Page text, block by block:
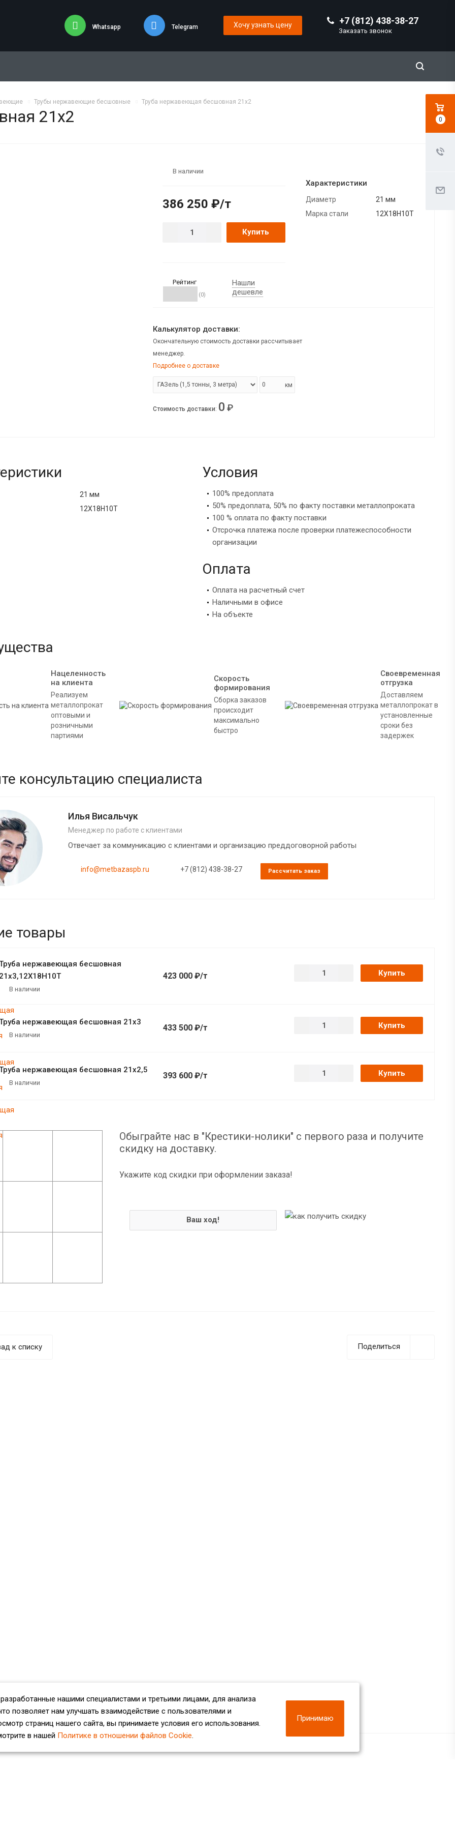
+7 (812) 438-38-27
Заказать звонок
Whatsapp Telegram Хочу узнать цену
Трубы нержавеющие бесшовные Труба нержавеющая бесшовная 21х2
21х2
В наличии
386 250 ₽/т
Купить
Рейтинг
(0)
Нашли
дешевле
Характеристики
Диаметр
21 мм
Марка стали
12Х18Н10Т
Калькулятор доставки:
Окончательную стоимость доставки рассчитывает
менеджер.
Подробнее о доставке
км
Стоимость доставки: 0 ₽
21 мм
12Х18Н10Т
Условия
100% предоплата
50% предоплата, 50% по факту поставки металлопроката
100 % оплата по факту поставки
Отсрочка платежа после проверки платежеспособности
организации
Оплата
Оплата на расчетный счет
Наличными в офисе
На объекте
Нацеленность
на клиента
Реализуем
металлопрокат
оптовыми и
розничными
партиями
Скорость
формирования
Сборка заказов
происходит
максимально
быстро
Своевременная
отгрузка
Доставляем
металлопрокат в
установленные
сроки без
задержек
консультацию специалиста
Илья Висальчук
Менеджер по работе с клиентами
Отвечает за коммуникацию с клиентами и организацию преддоговорной работы
info@metbazaspb.ru +7 (812) 438-38-27 Рассчитать заказ
товары
нержавеющая бесшовная
В наличии
423 000 ₽/т Купить
нержавеющая бесшовная 21х3
В наличии
433 500 ₽/т Купить
нержавеющая бесшовная 21х2,5
В наличии
393 600 ₽/т Купить
Обыграйте нас в "Крестики-нолики" с первого раза и получите
скидку на доставку.
Укажите код скидки при оформлении заказа!
Ваш ход!
Поделиться
к списку
нашими специалистами и третьими лицами, для анализа
позволяет нам улучшать взаимодействие с пользователями и
страниц нашего сайта, вы принимаете условия его использования.
в нашей Политике в отношении файлов Cookie.
Принимаю
0